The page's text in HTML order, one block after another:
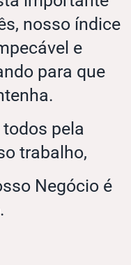
nosso índice
e
para que
pela
trabalho,
Negócio é